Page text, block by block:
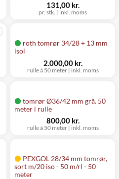
pr. stk. | inkl. moms
131,00 kr.
roth tomrør 34/28 + 13 mm
isol
rulle á 50 meter| inkl. moms
2.000,00 kr.
tomrør Ø36/42 mm grå. 50
meter i rulle
rulle á 50 meter| inkl. moms
800,00 kr.
PEXGOL 28/34 mm tomrør,
sort m/20 iso - 50 m/rl - 50
meter